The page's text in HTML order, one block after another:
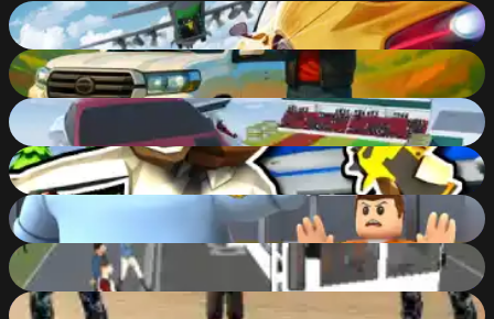
Plane Chase
82%
Land Cruiser Offroad Driver
63 %
Mega Ramp Car Stunts
87%
Bank Robbery: Escape
83%
JailBreak: Escape from Prison
81
%
Bus Driver Simulator 3D
%
Broken City Combat